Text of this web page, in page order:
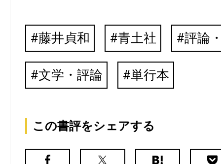
藤井貞和 青土社 評論
文学・評論 単行本
この書評をシェアする